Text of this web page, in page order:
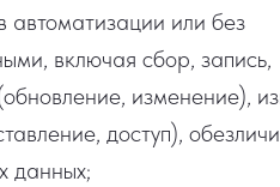
автоматизации или без
включая сбор, запись,
изменение),
доступ),
данных;